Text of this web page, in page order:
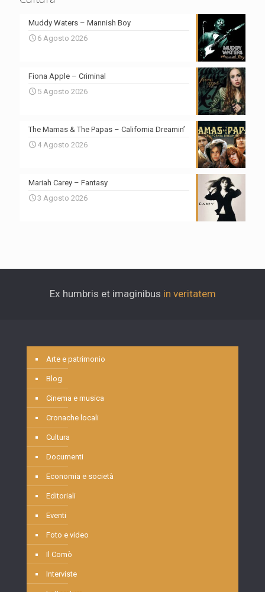
Muddy Waters – Mannish Boy
6 Agosto 2026
Fiona Apple – Criminal
5 Agosto 2026
The Mamas & The Papas – California Dreamin’
4 Agosto 2026
Mariah Carey – Fantasy
3 Agosto 2026
Ex humbris et imaginibus in veritatem
Arte e patrimonio
Blog
Cinema e musica
Cronache locali
Cultura
Documenti
Economia e società
Editoriali
Eventi
Foto e video
Il Comò
Interviste